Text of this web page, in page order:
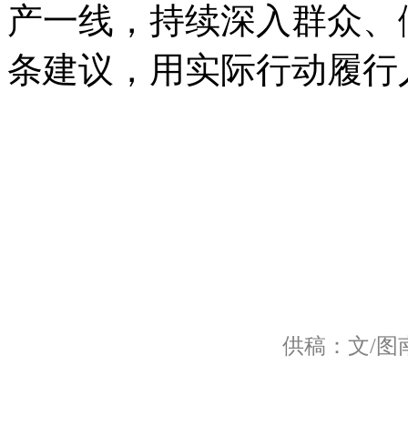
产一线，持续深入群众
条建议，用实际行动履
供稿：文/图